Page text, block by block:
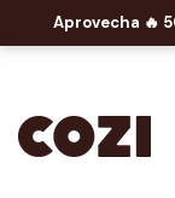
Aprovecha 🔥​